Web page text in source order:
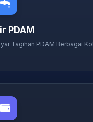
PDAM
Tagihan PDAM Berbagai